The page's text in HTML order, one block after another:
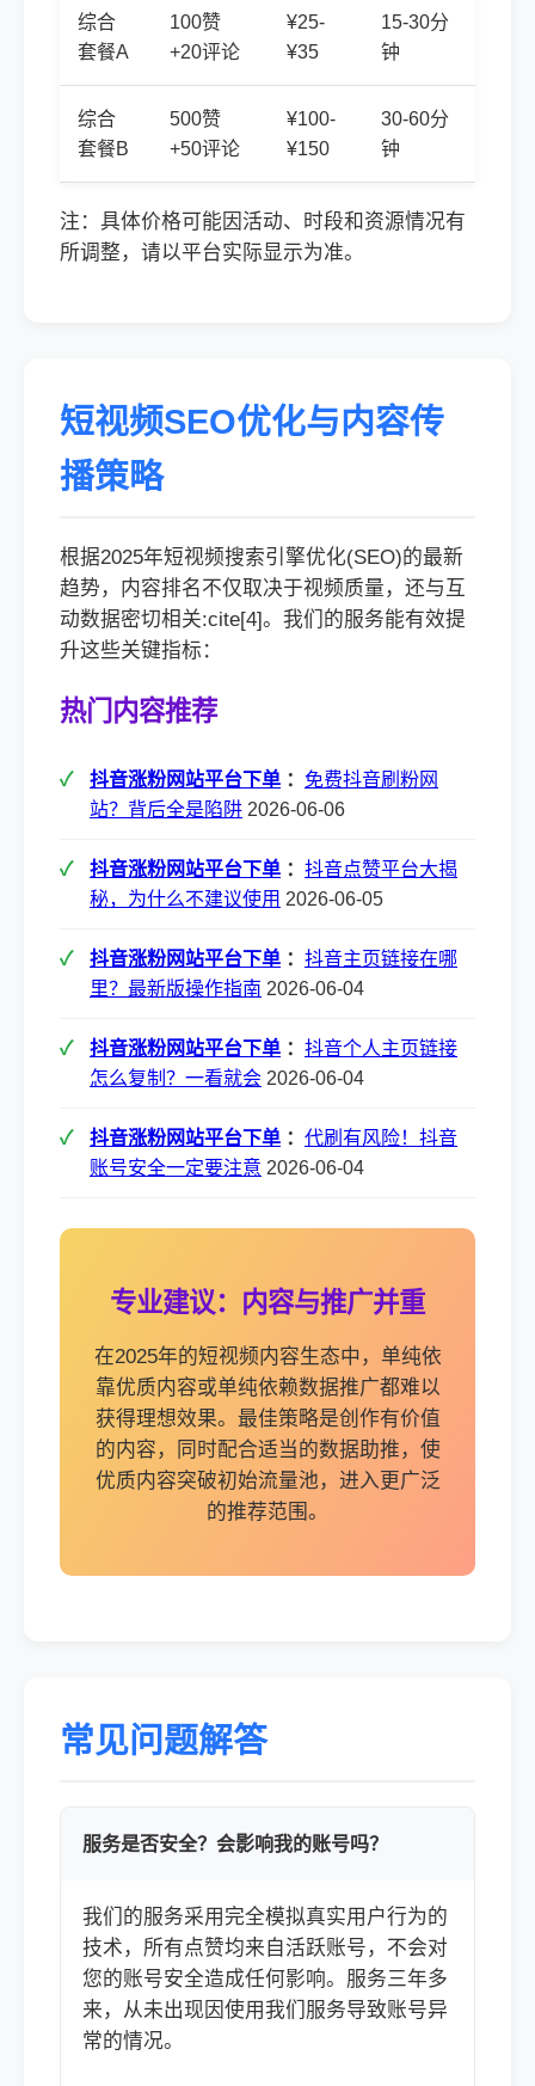
综合
套餐A
100赞
+20评论
¥25-
¥35
15-30分
钟
综合
套餐B
500赞
+50评论
¥100-
¥150
30-60分
钟
注：具体价格可能因活动、时段和资源情况有
所调整，请以平台实际显示为准。
短视频SEO优化与内容传
播策略
根据2025年短视频搜索引擎优化(SEO)的最新
趋势，内容排名不仅取决于视频质量，还与互
动数据密切相关:cite[4]。我们的服务能有效提
升这些关键指标：
热门内容推荐
抖音涨粉网站平台下单 ： 免费抖音刷粉网
站？背后全是陷阱 2026-06-06
抖音涨粉网站平台下单 ： 抖音点赞平台大揭
秘，为什么不建议使用 2026-06-05
抖音涨粉网站平台下单 ： 抖音主页链接在哪
里？最新版操作指南 2026-06-04
抖音涨粉网站平台下单 ： 抖音个人主页链接
怎么复制？一看就会 2026-06-04
抖音涨粉网站平台下单 ： 代刷有风险！抖音
账号安全一定要注意 2026-06-04
专业建议：内容与推广并重
在2025年的短视频内容生态中，单纯依
靠优质内容或单纯依赖数据推广都难以
获得理想效果。最佳策略是创作有价值
的内容，同时配合适当的数据助推，使
优质内容突破初始流量池，进入更广泛
的推荐范围。
常见问题解答
服务是否安全？会影响我的账号吗？
我们的服务采用完全模拟真实用户行为的
技术，所有点赞均来自活跃账号，不会对
您的账号安全造成任何影响。服务三年多
来，从未出现因使用我们服务导致账号异
常的情况。